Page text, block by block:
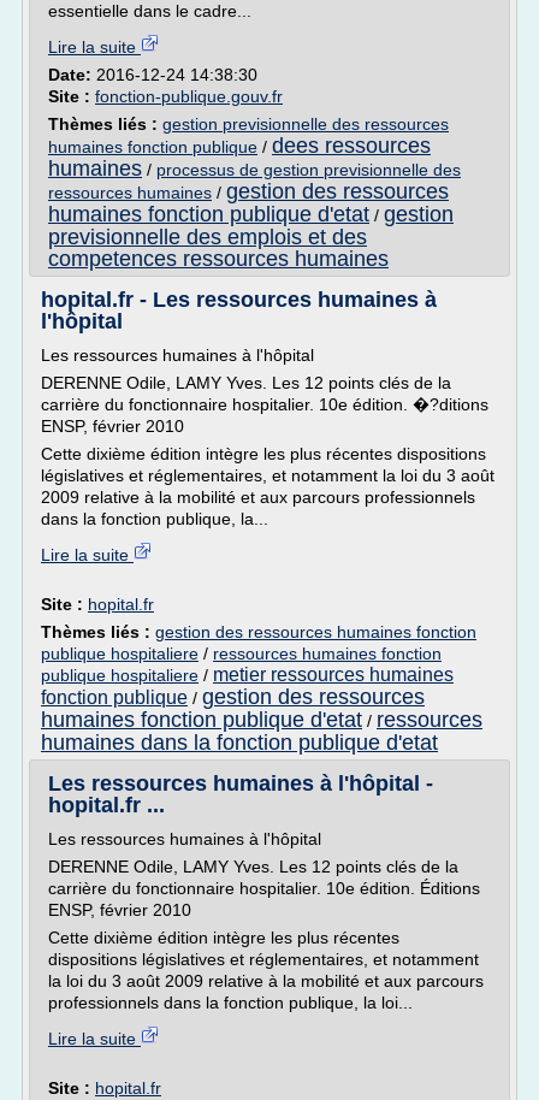
essentielle dans le cadre...
Lire la suite
Date: 2016-12-24 14:38:30
Site : fonction-publique.gouv.fr
Thèmes liés : gestion previsionnelle des ressources
humaines fonction publique / dees ressources
humaines / processus de gestion previsionnelle des
ressources humaines / gestion des ressources
humaines fonction publique d'etat / gestion
previsionnelle des emplois et des
competences ressources humaines
hopital.fr - Les ressources humaines à
l'hôpital
Les ressources humaines à l'hôpital
DERENNE Odile, LAMY Yves. Les 12 points clés de la
carrière du fonctionnaire hospitalier. 10e édition. �?ditions
ENSP, février 2010
Cette dixième édition intègre les plus récentes dispositions
législatives et réglementaires, et notamment la loi du 3 août
2009 relative à la mobilité et aux parcours professionnels
dans la fonction publique, la...
Lire la suite
Site : hopital.fr
Thèmes liés : gestion des ressources humaines fonction
publique hospitaliere / ressources humaines fonction
publique hospitaliere / metier ressources humaines
fonction publique / gestion des ressources
humaines fonction publique d'etat / ressources
humaines dans la fonction publique d'etat
Les ressources humaines à l'hôpital -
hopital.fr ...
Les ressources humaines à l'hôpital
DERENNE Odile, LAMY Yves. Les 12 points clés de la
carrière du fonctionnaire hospitalier. 10e édition. Éditions
ENSP, février 2010
Cette dixième édition intègre les plus récentes
dispositions législatives et réglementaires, et notamment
la loi du 3 août 2009 relative à la mobilité et aux parcours
professionnels dans la fonction publique, la loi...
Lire la suite
Site : hopital.fr